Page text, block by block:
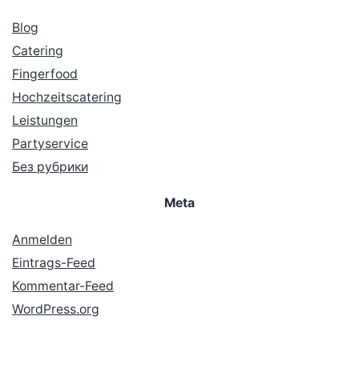
Blog
Catering
Fingerfood
Hochzeitscatering
Leistungen
Partyservice
Без рубрики
Meta
Anmelden
Eintrags-Feed
Kommentar-Feed
WordPress.org